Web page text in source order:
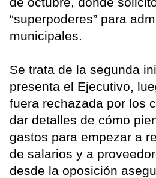
“superpoderes” para
municipales.
Se trata de la segunda
presenta el Ejecutivo,
fuera rechazada por los
dar detalles de cómo
gastos para empezar a
de salarios y a
desde la oposición